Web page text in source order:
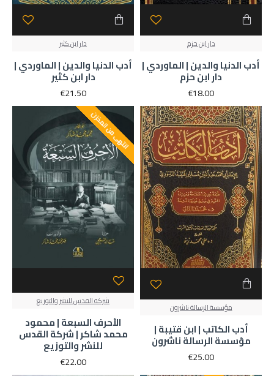
دار ابن حزم
أدب الدنيا والدين | الماوردي |
دار ابن حزم
€18.00
دار ابن كثير
أدب الدنيا والدين | الماوردي |
دار ابن كثير
€21.50
مؤسسة الرسالة ناشرون
أدب الكاتب | ابن قتيبة |
مؤسسة الرسالة ناشرون
€25.00
انتهى من المخزن
شركة القدس للنشر والتوزيع
الأحرف السبعة | محمود
محمد شاكر | شركة القدس
للنشر والتوزيع
€22.00